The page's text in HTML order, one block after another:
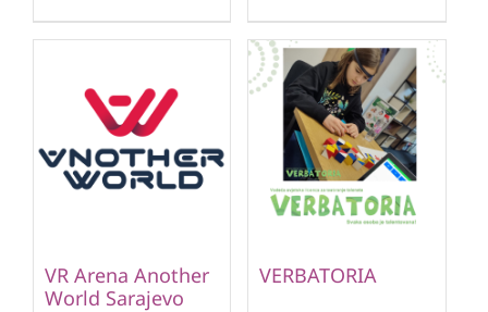
VR Arena Another
World Sarajevo
VERBATORIA